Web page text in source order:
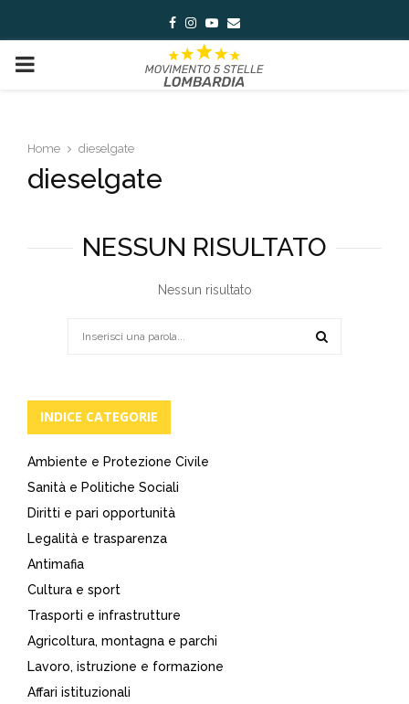
Facebook
Instagram
Youtube
Email
PRIMARY
Home dieselgate
dieselgate
NESSUN RISULTATO
Nessun risultato
INDICE CATEGORIE
Ambiente e Protezione Civile
Sanità e Politiche Sociali
Diritti e pari opportunità
Legalità e trasparenza
Antimafia
Cultura e sport
Trasporti e infrastrutture
Agricoltura, montagna e parchi
Lavoro, istruzione e formazione
Affari istituzionali